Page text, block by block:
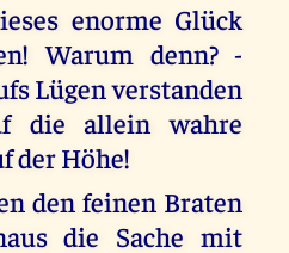
enorme Glück
Warum denn? -
Lügen verstanden
die allein wahre
der Höhe!
den feinen Braten
die Sache mit